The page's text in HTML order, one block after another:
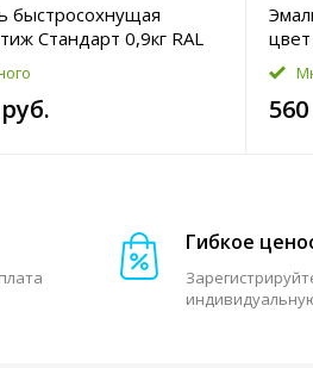
быстросохнущая
Стандарт 0,9кг RAL
цвет графитово-серый
Гибкое